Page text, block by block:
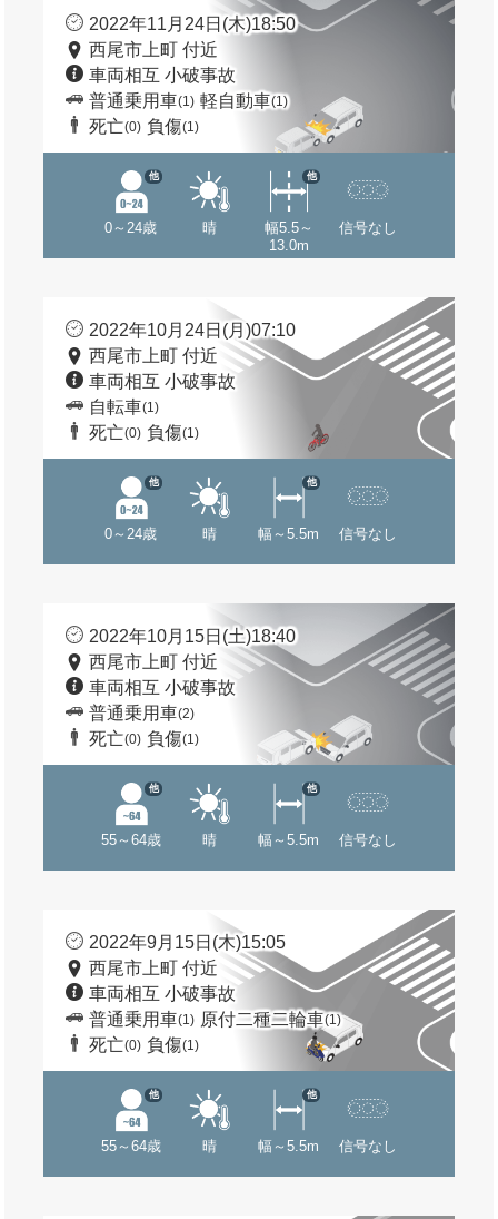
2022年11月24日(木)18:50
西尾市上町 付近
車両相互 小破事故
普通乗用車(1) 軽自動車(1)
死亡(0) 負傷(1)
0～24歳
他
晴
幅5.5～
13.0m
他
信号なし
2022年10月24日(月)07:10
西尾市上町 付近
車両相互 小破事故
自転車(1)
死亡(0) 負傷(1)
0～24歳
他
晴 幅～5.5m
他
信号なし
2022年10月15日(土)18:40
西尾市上町 付近
車両相互 小破事故
普通乗用車(2)
死亡(0) 負傷(1)
55～64歳
他
晴 幅～5.5m
他
信号なし
2022年9月15日(木)15:05
西尾市上町 付近
車両相互 小破事故
普通乗用車(1) 原付二種二輪車(1)
死亡(0) 負傷(1)
55～64歳
他
晴 幅～5.5m
他
信号なし